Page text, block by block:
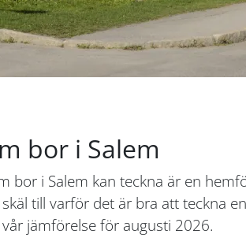
bor i Salem
bor i Salem kan teckna är en
till varför det är bra att teckna
jämförelse för augusti 2026.